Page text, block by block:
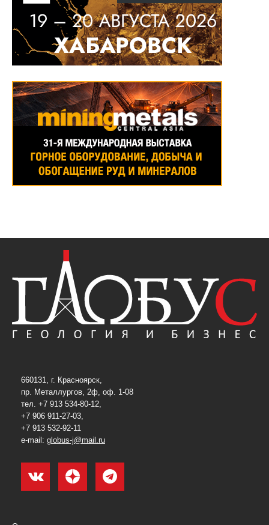
660131, г. Красноярск,
пр. Металлургов, 2ф, оф. 1-08
тел. +7 913 534-80-12,
+7 906 911-27-03,
+7 913 532-92-11
e-mail: globus-j@mail.ru